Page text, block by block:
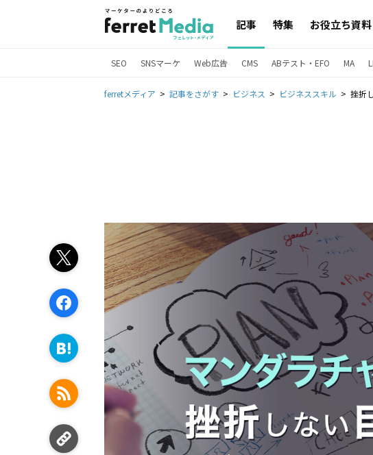
記事 特集 お役立ち資料
SEO SNSマーケ Web広告 CMS ABテスト・EFO MA
ferretメディア 記事をさがす ビジネス ビジネススキル 挫折